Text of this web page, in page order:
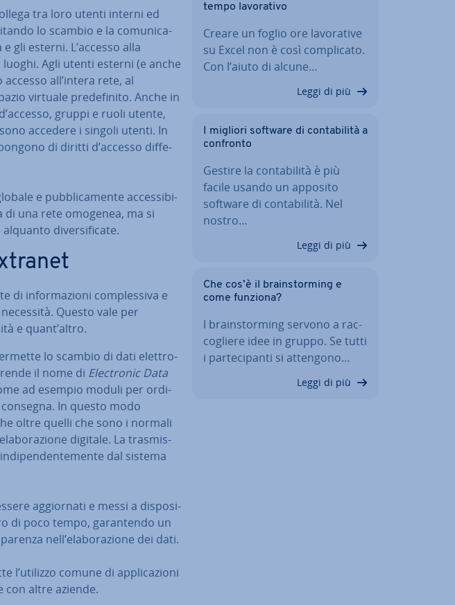
tra loro utenti interni ed
lo scambio e la co­mu­ni­ca­
gli esterni. L’accesso alla
Agli utenti esterni (e anche
all’intera rete, al
virtuale pre­de­fi­ni­to. Anche in
gruppi e ruoli utente,
accedere i singoli utenti. In
di diritti d’accesso dif­fe­
e pub­bli­ca­men­te ac­ces­si­bi­
una rete omogenea, ma si
di­ver­si­fi­ca­te.
di in­for­ma­zio­ni com­ples­si­va e
Questo vale per
e quant’altro.
lo scambio di dati elet­tro­
il nome di Elec­tro­nic Data
ad esempio moduli per or­di­
In questo modo
oltre quelli che sono i normali
digitale. La tra­smis­
dal sistema
ag­gior­na­ti e messi a di­spo­si­
di poco tempo, ga­ran­ten­do un
nell’ela­bo­ra­zio­ne dei dati.
l’utilizzo comune di ap­pli­ca­zio­ni
con altre aziende.
tempo la­vo­ra­ti­vo
Creare un foglio ore la­vo­ra­ti­ve
su Excel non è così com­pli­ca­to.
Con l’aiuto di alcune…
Leggi di più
I migliori software di con­ta­bi­li­tà a
confronto
Gestire la con­ta­bi­li­tà è più
facile usando un apposito
software di con­ta­bi­li­tà. Nel
nostro…
Leggi di più
Che cos’è il brain­stor­ming e
come funziona?
I brain­stor­ming servono a rac­
co­glie­re idee in gruppo. Se tutti
i par­te­ci­pan­ti si attengono…
Leggi di più